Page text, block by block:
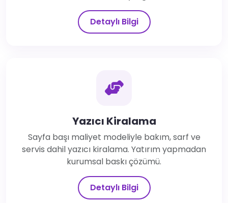
Detaylı Bilgi
Yazıcı Kiralama
Sayfa başı maliyet modeliyle bakım, sarf ve
servis dahil yazıcı kiralama. Yatırım yapmadan
kurumsal baskı çözümü.
Detaylı Bilgi